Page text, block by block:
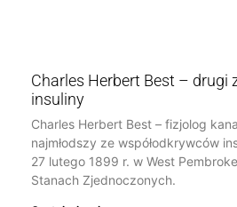
Charles Herbert Best – drugi
insuliny
Charles Herbert Best – fizjolog
najmłodszy ze współodkrywców
27 lutego 1899 r. w West
Stanach Zjednoczonych.